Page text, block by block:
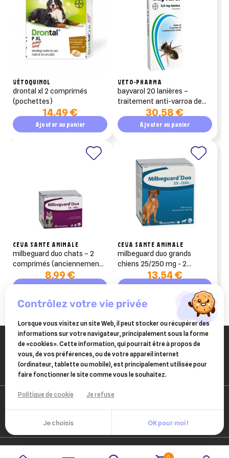
VÉTOQUINOL
drontal xl 2 comprimés
(pochettes)
14,49 €
Ajouter au panier
VETO-PHARMA
bayvarol 20 lanières –
traitement anti-varroa de
rotation (fluméthrine)
30,58 €
Ajouter au panier
CEVA SANTE ANIMALE
milbeguard duo chats – 2
comprimés (anciennement
milbactor)8,99 €
Ajouter au panier
CEVA SANTE ANIMALE
milbeguard duo grands
chiens 25/250 mg - 2
comprimés13,54 €
Ajouter au panier
add_circle_outline Créer une nouvelle liste
((cancelText)) ((modalDeleteText))
Annuler Créer une liste d'envies
Annuler Connexion
contrôlez votre vie privée
Lorsque vous visitez un site Web, il peut stocker ou récupérer des
informations sur votre navigateur, principalement sous la forme
de «cookies». Cette information, qui pourrait être à propos de
vous, de vos préférences, ou de votre appareil internet
(ordinateur, tablette ou mobile), est principalement utilisée pour
faire fonctionner le site comme vous le souhaitez.
Politique de cookie Je refuse
Je choisis OK pour moi !